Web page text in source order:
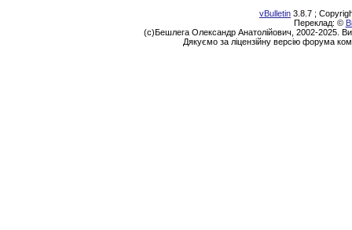
vBulletin 3.8.7 ;
Переклад: ©
(с)Бешлега Олександр Анатолійович, 2002-2025.
Дякуємо за ліцензійну версію форума